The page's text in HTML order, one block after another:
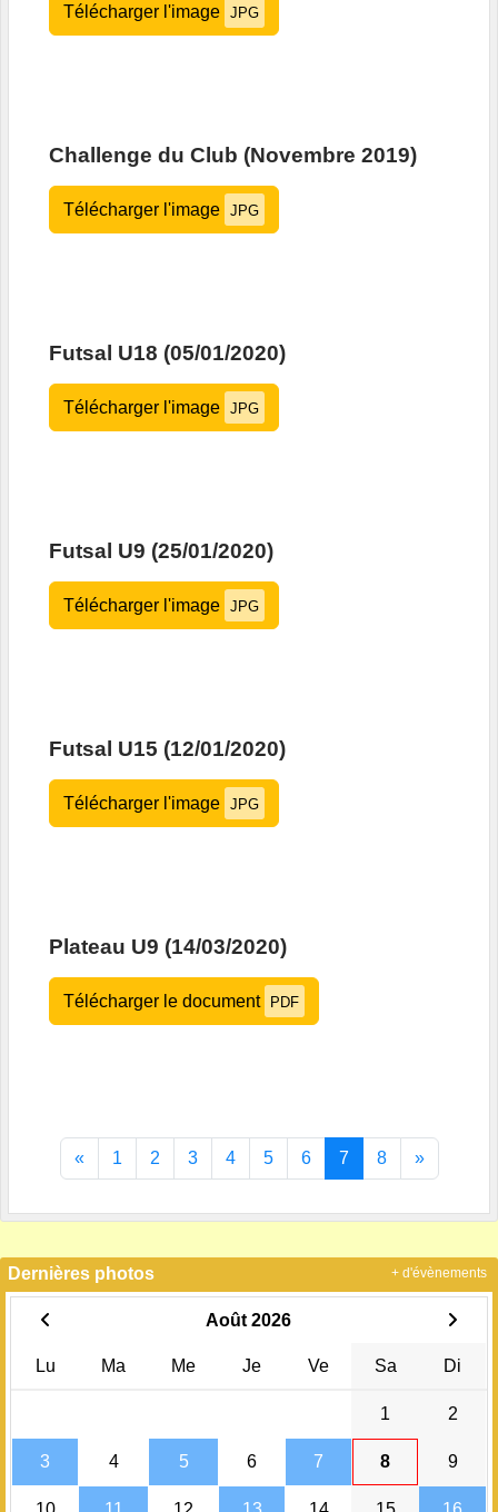
Télécharger l'image JPG
Challenge du Club (Novembre 2019)
Télécharger l'image JPG
Futsal U18 (05/01/2020)
Télécharger l'image JPG
Futsal U9 (25/01/2020)
Télécharger l'image JPG
Futsal U15 (12/01/2020)
Télécharger l'image JPG
Plateau U9 (14/03/2020)
Télécharger le document PDF
« 1 2 3 4 5 6 7 8 »
Dernières photos
Août 2026
Lu Ma Me Je Ve Sa Di
1 2
3 4 5 6 7 8 9
+ d'évènements